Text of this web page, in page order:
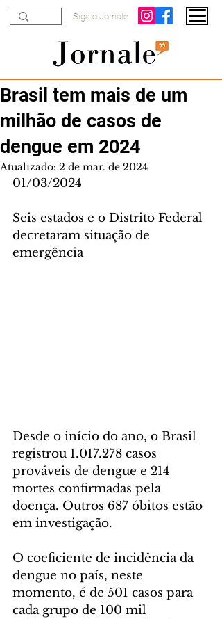
Siga o Jornale
Brasil tem mais de um
milhão de casos de
dengue em 2024
Atualizado: 2 de mar. de 2024
01/03/2024
Seis estados e o Distrito Federal
decretaram situação de
emergência
Desde o início do ano, o Brasil
registrou 1.017.278 casos
prováveis de dengue e 214
mortes confirmadas pela
doença. Outros 687 óbitos estão
em investigação.
O coeficiente de incidência da
dengue no país, neste
momento, é de 501 casos para
cada grupo de 100 mil